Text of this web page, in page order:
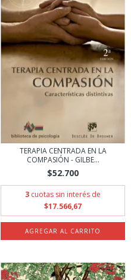
TERAPIA CENTRADA EN LA
COMPASIÓN - GILBE...
$52.700
3 cuotas sin interés de
$17.566,67